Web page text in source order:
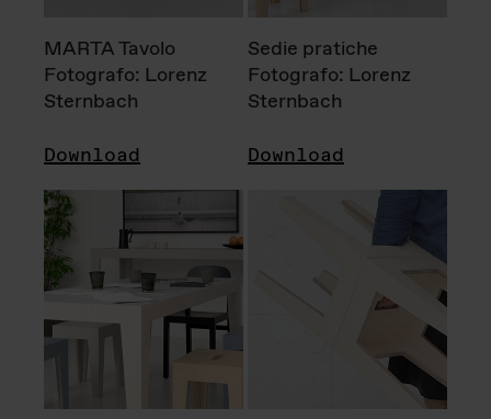
MARTA Tavolo
Fotografo: Lorenz
Sternbach
Download
Sedie pratiche
Fotografo: Lorenz
Sternbach
Download